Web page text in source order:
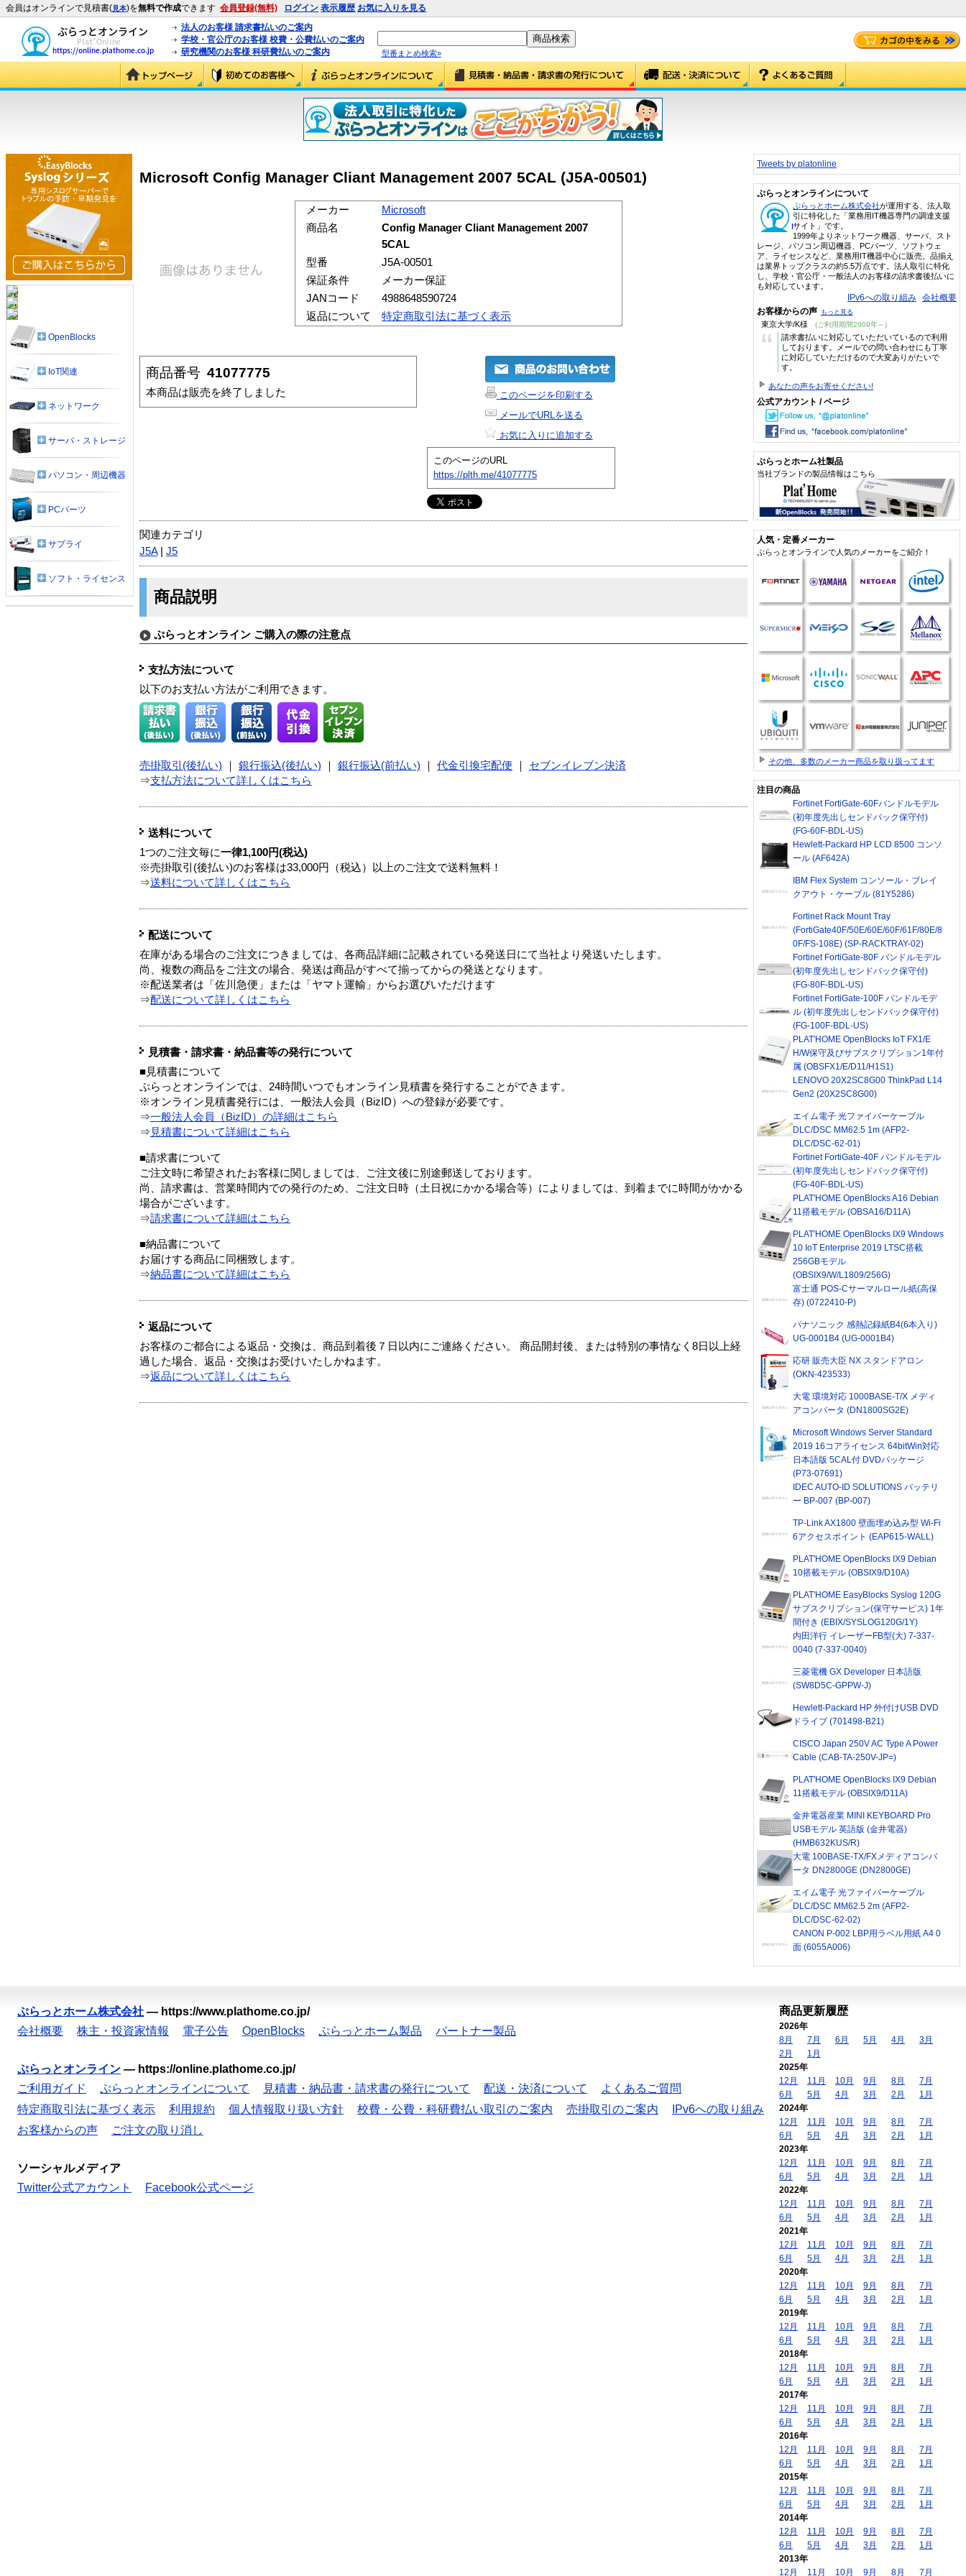
会員はオンラインで見積書(見本)を無料で作成できます 会員登録(無料) ログイン 表示履歴 お気に入りを見る
法人のお客様 請求書払いのご案内
学校・官公庁のお客様 校費・公費払いのご案内
研究機関のお客様 科研費払いのご案内
型番まとめ検索»
Microsoft Config Manager Cliant Management 2007 5CAL (J5A-00501)
メーカー
Microsoft
商品名
Config Manager Cliant Management 2007
5CAL
型番
J5A-00501
保証条件
メーカー保証
JANコード
4988648590724
返品について
特定商取引法に基づく表示
商品番号 41077775
本商品は販売を終了しました
このページを印刷する
メールでURLを送る
お気に入りに追加する
このページのURL
https://plth.me/41077775
関連カテゴリ
J5A| J5
商品説明
ぷらっとオンライン ご購入の際の注意点
支払方法について
以下のお支払い方法がご利用できます。
売掛取引(後払い) 銀行振込(後払い) 銀行振込(前払い) 代金引換宅配便
セブンイレブン決済
⇒支払方法について詳しくはこちら
送料について
1つのご注文毎に一律1,100円(税込)
※売掛取引(後払い)のお客様は33,000円（税込）以上のご注文で送料無料！
⇒送料について詳しくはこちら
配送について
在庫がある場合のご注文につきましては、各商品詳細に記載されている発送日にて当社より発送いたします。
尚、複数の商品をご注文の場合、発送は商品がすべて揃ってからの発送となります。
※配送業者は「佐川急便」または「ヤマト運輸」からお選びいただけます
⇒配送について詳しくはこちら
見積書・請求書・納品書等の発行について
■見積書について
ぷらっとオンラインでは、24時間いつでもオンライン見積書を発行することができます。
※オンライン見積書発行には、一般法人会員（BizID）への登録が必要です。
⇒一般法人会員（BizID）の詳細はこちら
⇒ 見積書について詳細はこちら
■請求書について
ご注文時に希望されたお客様に関しましては、ご注文後に別途郵送しております。
尚、請求書は、営業時間内での発行のため、ご注文日時（土日祝にかかる場合等）によりましては、到着までに時間がかかる
場合がございます。
⇒請求書について詳細はこちら
■納品書について
お届けする商品に同梱致します。
⇒納品書について詳細はこちら
返品について
お客様のご都合による返品・交換は、商品到着後７日以内にご連絡ください。 商品開封後、または特別の事情なく8日以上経
過した場合、返品・交換はお受けいたしかねます。
⇒返品について詳しくはこちら
OpenBlocks
IoT関連
ネットワーク
サーバ・ストレージ
パソコン・周辺機器
PCパーツ
サプライ
ソフト・ライセンス
Tweets by platonline
ぷらっとオンラインについて
ぷらっとホーム株式会社が運用する、法人取
引に特化した「業務用IT機器専門の調達支援
サイト」です。
1999年よりネットワーク機器、サーバ、スト
レージ、パソコン周辺機器、PCパーツ、ソフトウェ
ア、ライセンスなど、業務用IT機器中心に販売。品揃え
は業界トップクラスの約5.5万点です。法人取引に特化
し、学校・官公庁・一般法人のお客様の請求書後払いに
も対応しています。
IPv6への取り組み 会社概要
お客様からの声 もっと見る
東京大学/K様 (ご利用期間2009年～)
“
請求書払いに対応していただいているので利用
しております。メールでの問い合わせにも丁寧
に対応していただけるので大変ありがたいで
す。
あなたの声をお寄せください!
公式アカウント / ページ
ぷらっとホーム社製品
当社ブランドの製品情報はこちら
人気・定番メーカー
ぷらっとオンラインで人気のメーカーをご紹介！
その他、多数のメーカー商品を取り扱ってます
注目の商品
Fortinet FortiGate-60Fバンドルモデル
(初年度先出しセンドバック保守付)
(FG-60F-BDL-US)
Hewlett-Packard HP LCD 8500 コンソ
ール (AF642A)
IBM Flex System コンソール・ブレイ
クアウト・ケーブル (81Y5286)
Fortinet Rack Mount Tray
(FortiGate40F/50E/60E/60F/61F/80E/8
0F/FS-108E) (SP-RACKTRAY-02)
Fortinet FortiGate-80F バンドルモデル
(初年度先出しセンドバック保守付)
(FG-80F-BDL-US)
Fortinet FortiGate-100F バンドルモデ
ル (初年度先出しセンドバック保守付)
(FG-100F-BDL-US)
PLAT'HOME OpenBlocks IoT FX1/E
H/W保守及びサブスクリプション1年付
属 (OBSFX1/E/D11/H1S1)
LENOVO 20X2SC8G00 ThinkPad L14
Gen2 (20X2SC8G00)
エイム電子 光ファイバーケーブル
DLC/DSC MM62.5 1m (AFP2-
DLC/DSC-62-01)
Fortinet FortiGate-40F バンドルモデル
(初年度先出しセンドバック保守付)
(FG-40F-BDL-US)
PLAT'HOME OpenBlocks A16 Debian
11搭載モデル (OBSA16/D11A)
PLAT'HOME OpenBlocks IX9 Windows
10 IoT Enterprise 2019 LTSC搭載
256GBモデル
(OBSIX9/W/L1809/256G)
富士通 POS-Cサーマルロール紙(高保
存) (0722410-P)
パナソニック 感熱記録紙B4(6本入り)
UG-0001B4 (UG-0001B4)
応研 販売大臣 NX スタンドアロン
(OKN-423533)
大電 環境対応 1000BASE-T/X メディ
アコンバータ (DN1800SG2E)
Microsoft Windows Server Standard
2019 16コアライセンス 64bitWin対応
日本語版 5CAL付 DVDパッケージ
(P73-07691)
IDEC AUTO-ID SOLUTIONS バッテリ
ー BP-007 (BP-007)
TP-Link AX1800 壁面埋め込み型 Wi-Fi
6アクセスポイント (EAP615-WALL)
PLAT'HOME OpenBlocks IX9 Debian
10搭載モデル (OBSIX9/D10A)
PLAT'HOME EasyBlocks Syslog 120G
サブスクリプション(保守サービス) 1年
間付き (EBIX/SYSLOG120G/1Y)
内田洋行 イレーザーFB型(大) 7-337-
0040 (7-337-0040)
三菱電機 GX Developer 日本語版
(SW8D5C-GPPW-J)
Hewlett-Packard HP 外付けUSB DVD
ドライブ (701498-B21)
CISCO Japan 250V AC Type A Power
Cable (CAB-TA-250V-JP=)
PLAT'HOME OpenBlocks IX9 Debian
11搭載モデル (OBSIX9/D11A)
金井電器産業 MINI KEYBOARD Pro
USBモデル 英語版 (金井電器)
(HMB632KUS/R)
大電 100BASE-TX/FXメディアコンバ
ータ DN2800GE (DN2800GE)
エイム電子 光ファイバーケーブル
DLC/DSC MM62.5 2m (AFP2-
DLC/DSC-62-02)
CANON P-002 LBP用ラベル用紙 A4 0
面 (6055A006)
ぷらっとホーム株式会社 — https://www.plathome.co.jp/
会社概要
株主・投資家情報 電子公告 OpenBlocks ぷらっとホーム製品 パートナー製品
ぷらっとオンライン — https://online.plathome.co.jp/
ご利用ガイド
ぷらっとオンラインについて 見積書・納品書・請求書の発行について 配送・決済について
よくあるご質問
特定商取引法に基づく表示
利用規約 個人情報取り扱い方針 校費・公費・科研費払い取引のご案内 売掛取引のご案内
IPv6への取り組み
お客様からの声
ご注文の取り消し
ソーシャルメディア
Twitter公式アカウント
Facebook公式ページ
商品更新履歴
2026年
8月
7月 6月 5月 4月
3月
2月
1月
2025年
12月
11月 10月 9月 8月
7月
6月
5月 4月 3月 2月
1月
2024年
12月
11月 10月 9月 8月
7月
6月
5月 4月 3月 2月
1月
2023年
12月
11月 10月 9月 8月
7月
6月
5月 4月 3月 2月
1月
2022年
12月
11月 10月 9月 8月
7月
6月
5月 4月 3月 2月
1月
2021年
12月
11月 10月 9月 8月
7月
6月
5月 4月 3月 2月
1月
2020年
12月
11月 10月 9月 8月
7月
6月
5月 4月 3月 2月
1月
2019年
12月
11月 10月 9月 8月
7月
6月
5月 4月 3月 2月
1月
2018年
12月
11月 10月 9月 8月
7月
6月
5月 4月 3月 2月
1月
2017年
12月
11月 10月 9月 8月
7月
6月
5月 4月 3月 2月
1月
2016年
12月
11月 10月 9月 8月
7月
6月
5月 4月 3月 2月
1月
2015年
12月
11月 10月 9月 8月
7月
6月
5月 4月 3月 2月
1月
2014年
12月
11月 10月 9月 8月
7月
6月
5月 4月 3月 2月
1月
2013年
12月
11月 10月 9月 8月 7月